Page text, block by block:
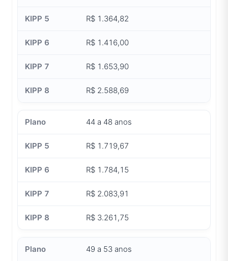
R$ 1.364,82
R$ 1.416,00
R$ 1.653,90
R$ 2.588,69
44 a 48 anos
R$ 1.719,67
R$ 1.784,15
R$ 2.083,91
R$ 3.261,75
49 a 53 anos